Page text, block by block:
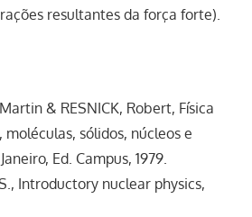
resultantes da força forte).
& RESNICK, Robert, Física
sólidos, núcleos e
Ed. Campus, 1979.
Introductory nuclear physics,